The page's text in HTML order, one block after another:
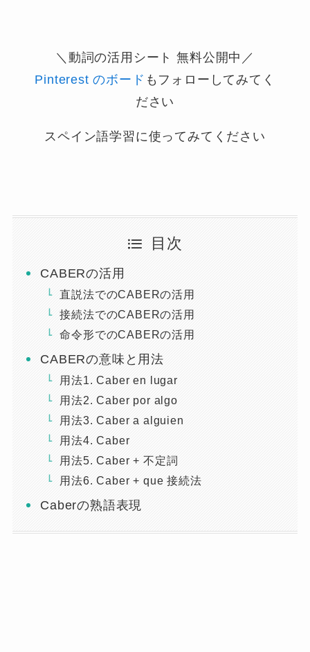
＼動詞の活用シート無料公開中／
Pinterest のボード もフォローしてみてく
ださい
スペイン語学習に使ってみてください
目次
CABERの活用
直説法でのCABERの活用
接続法でのCABERの活用
命令形でのCABERの活用
CABERの意味と用法
用法1. Caber en lugar
用法2. Caber por algo
用法3. Caber a alguien
用法4. Caber
用法5. Caber + 不定詞
用法6. Caber + que 接続法
Caberの熟語表現